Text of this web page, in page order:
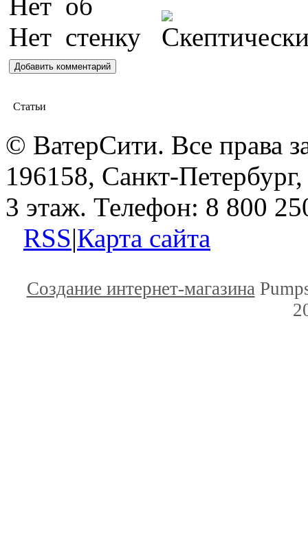
Статьи
© ВатерСити. Все права
196158, Санкт-
3 этаж. Телефон: 8 800
RSS|Карта сайта
Создание интернет-магазина